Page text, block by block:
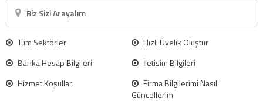
Biz Sizi Arayalım
Tüm Sektörler
Hızlı Üyelik Oluştur
Banka Hesap Bilgileri
İletişim Bilgileri
Hizmet Koşulları
Firma Bilgilerimi Nasıl
Güncellerim